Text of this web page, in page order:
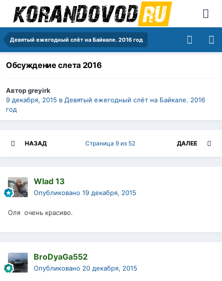
Девятый ежегодный слёт на Байкале. 2016 год
Обсуждение слета 2016
Авторgreyirk
9 декабря, 2015 в Девятый ежегодный слёт на Байкале. 2016
год
НАЗАД ДАЛЕЕ
Страница 9 из 52
Wlad 13
Опубликовано 19 декабря, 2015
Оля очень красиво.
BroDyaGa552
Опубликовано 20 декабря, 2015